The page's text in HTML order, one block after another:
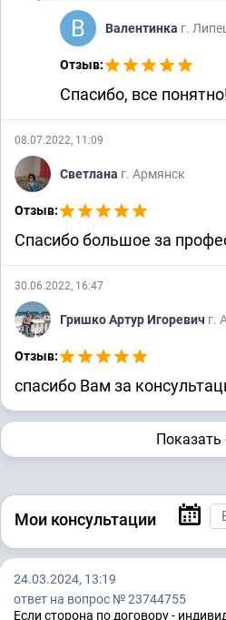
Валентинка г.
Отзыв:
Спасибо, все
08.07.2022, 11:09
Светлана г. Армянск
Отзыв:
Спасибо большое за
30.06.2022, 16:47
Гришко Артур Игоревич г.
Отзыв:
спасибо Вам за
Показать
Мои консультации
24.03.2024, 13:19
ответ на вопрос № 23744755
Если сторона по договору -